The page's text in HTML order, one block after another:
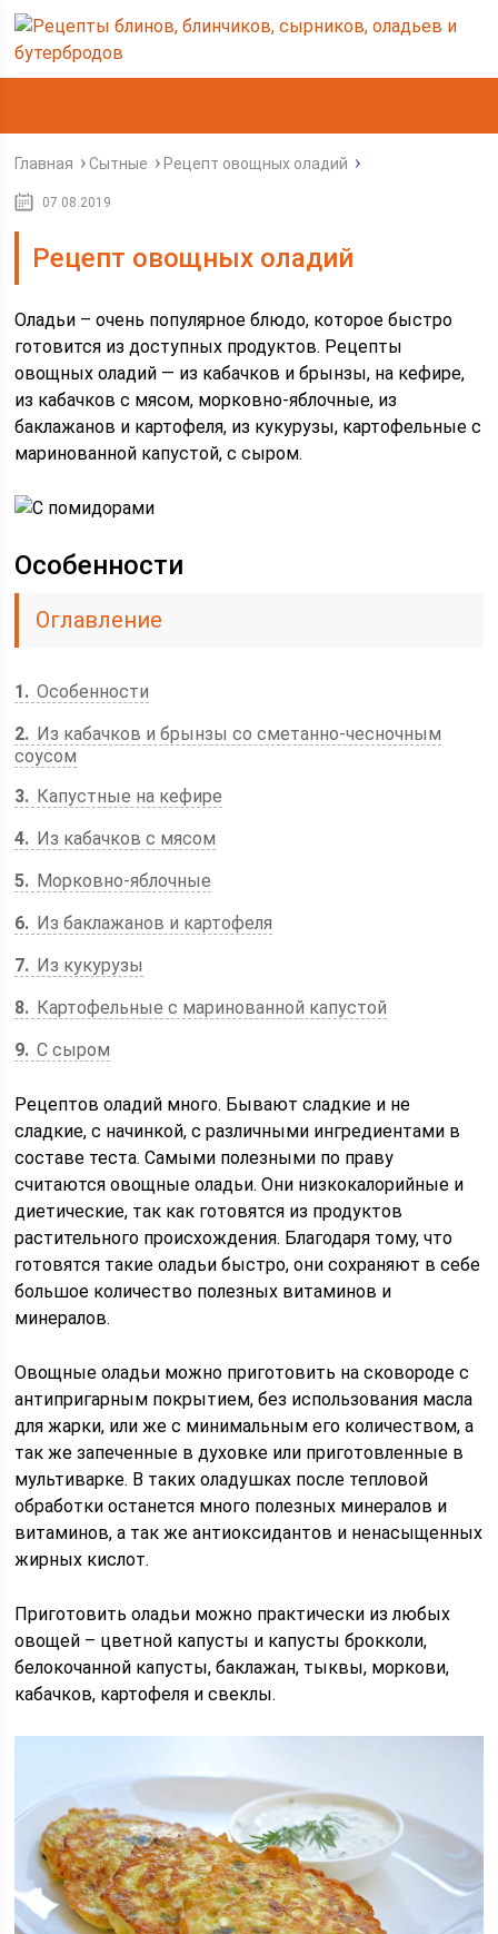
Главная Сытные Рецепт овощных оладий
07.08.2019
Рецепт овощных оладий
Оладьи – очень популярное блюдо, которое быстро
готовится из доступных продуктов. Рецепты
овощных оладий — из кабачков и брынзы, на кефире,
из кабачков с мясом, морковно-яблочные, из
баклажанов и картофеля, из кукурузы, картофельные с
маринованной капустой, с сыром.
Особенности
Оглавление
1
Особенности
2
Из кабачков и брынзы со сметанно-чесночным
соусом
3
Капустные на кефире
4
Из кабачков с мясом
5
Морковно-яблочные
6
Из баклажанов и картофеля
7
Из кукурузы
8
Картофельные с маринованной капустой
9 С сыром
Рецептов оладий много. Бывают сладкие и не
сладкие, с начинкой, с различными ингредиентами в
составе теста. Самыми полезными по праву
считаются овощные оладьи. Они низкокалорийные и
диетические, так как готовятся из продуктов
растительного происхождения. Благодаря тому, что
готовятся такие оладьи быстро, они сохраняют в себе
большое количество полезных витаминов и
минералов.
Овощные оладьи можно приготовить на сковороде с
антипригарным покрытием, без использования масла
для жарки, или же с минимальным его количеством, а
так же запеченные в духовке или приготовленные в
мультиварке. В таких оладушках после тепловой
обработки останется много полезных минералов и
витаминов, а так же антиоксидантов и ненасыщенных
жирных кислот.
Приготовить оладьи можно практически из любых
овощей – цветной капусты и капусты брокколи,
белокочанной капусты, баклажан, тыквы, моркови,
кабачков, картофеля и свеклы.